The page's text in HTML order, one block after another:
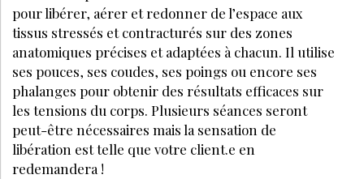
pour libérer, aérer et redonner de l’espace aux
tissus stressés et contracturés sur des zones
anatomiques précises et adaptées à chacun. Il utilise
ses pouces, ses coudes, ses poings ou encore ses
phalanges pour obtenir des résultats efficaces sur
les tensions du corps. Plusieurs séances seront
peut-être nécessaires mais la sensation de
libération est telle que votre client.e en
redemandera !